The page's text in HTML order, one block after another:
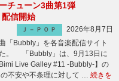
チューン3曲第1弾
配信開始
Ｊ－ＰＯＰ
2026年8月7日
「Bubbly」を各音楽配信サイト
。 「Bubbly」は、9月13日に
Live Galley #11 -Bubbly-】の
不安や不条理に対して … 続きを